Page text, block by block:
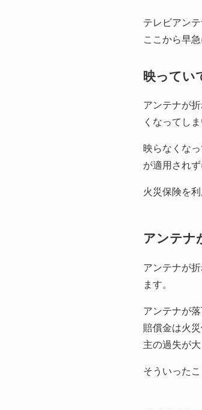
テレビアン
ここから早
映ってい
アンテナが
くなってしま
映らなくな
が適用され
火災保険を
アンテナ
アンテナが
ます。
アンテナが
賠償金は火
主の過失が
そういった